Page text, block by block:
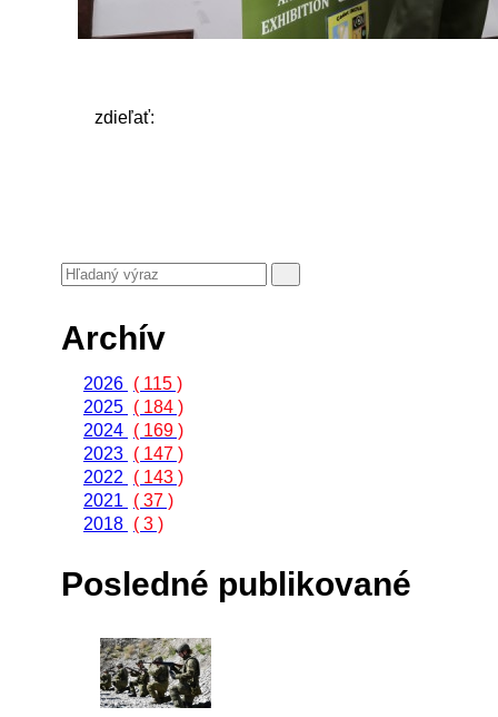
zdieľať:
Archív
2026 ( 115 )
2025 ( 184 )
2024 ( 169 )
2023 ( 147 )
2022
( 143 )
2021
( 37 )
2018 ( 3 )
Posledné publikované